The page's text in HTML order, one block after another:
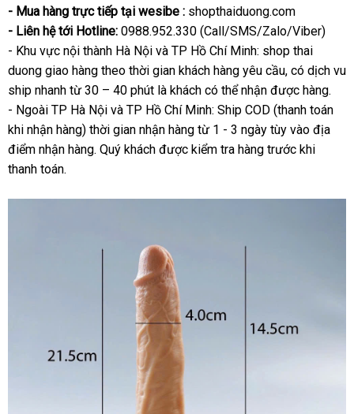
- Mua hàng trực tiếp tại wesibe : shopthaiduong.com
- Liên hệ tới Hotline: 0988.952.330 (Call/SMS/Zalo/Viber)
- Khu vực nội thành Hà Nội và TP Hồ Chí Minh: shop thai
duong giao hàng theo thời gian khách hàng yêu cầu, có dịch vu
ship nhanh từ 30 – 40 phút là khách có thể nhận được hàng.
- Ngoài TP Hà Nội và TP Hồ Chí Minh: Ship COD (thanh toán
khi nhận hàng) thời gian nhận hàng từ 1 - 3 ngày tùy vào địa
điểm nhận hàng. Quý khách được kiểm tra hàng trước khi
thanh toán.